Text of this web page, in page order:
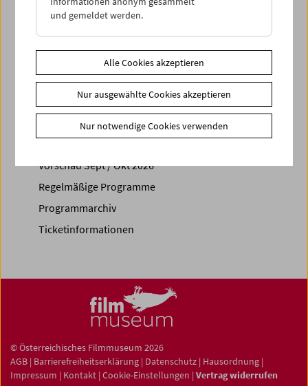
Mitwirkende
KZ-Gedenkstätte Mauthausen
Vorschau Sept / Okt 2026
Regelmäßige Programme
Programmarchiv
Ticketinformationen
© Österreichisches Filmmuseum 2026
AGB | Barrierefreiheitserklärung | Datenschutz | Hausordnung |
Impressum | Kontakt | Cookie-Einstellungen | Vertrag widerrufen
und gemeldet werden.
Alle Cookies akzeptieren
Nur ausgewählte Cookies akzeptieren
Nur notwendige Cookies verwenden